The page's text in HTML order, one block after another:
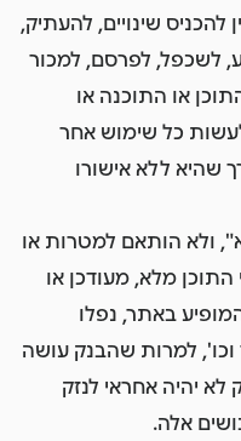
להכניס שינויים, להעתיק,
לשכפל, לפרסם, למכור
או התוכנה או
כל שימוש אחר
שהיא ללא אישורו
ולא הותאם למטרות או
התוכן מלא, מעודכן או
באתר, נפלו
וכו', למרות שהבנק עושה
יהיה אחראי לנזק
אלה.